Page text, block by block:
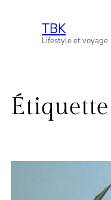
contenu
TBK
Lifestyle et voyage
Étiquette